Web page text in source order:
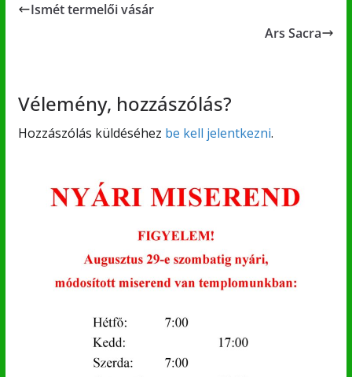
Ismét termelői vásár
Ars Sacra
Vélemény, hozzászólás?
Hozzászólás küldéséhez be kell jelentkezni.